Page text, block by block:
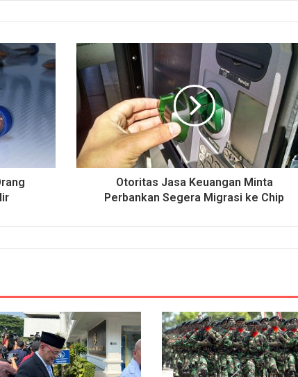
Otoritas Jasa Keuangan Minta
Perbankan Segera Migrasi ke Chip